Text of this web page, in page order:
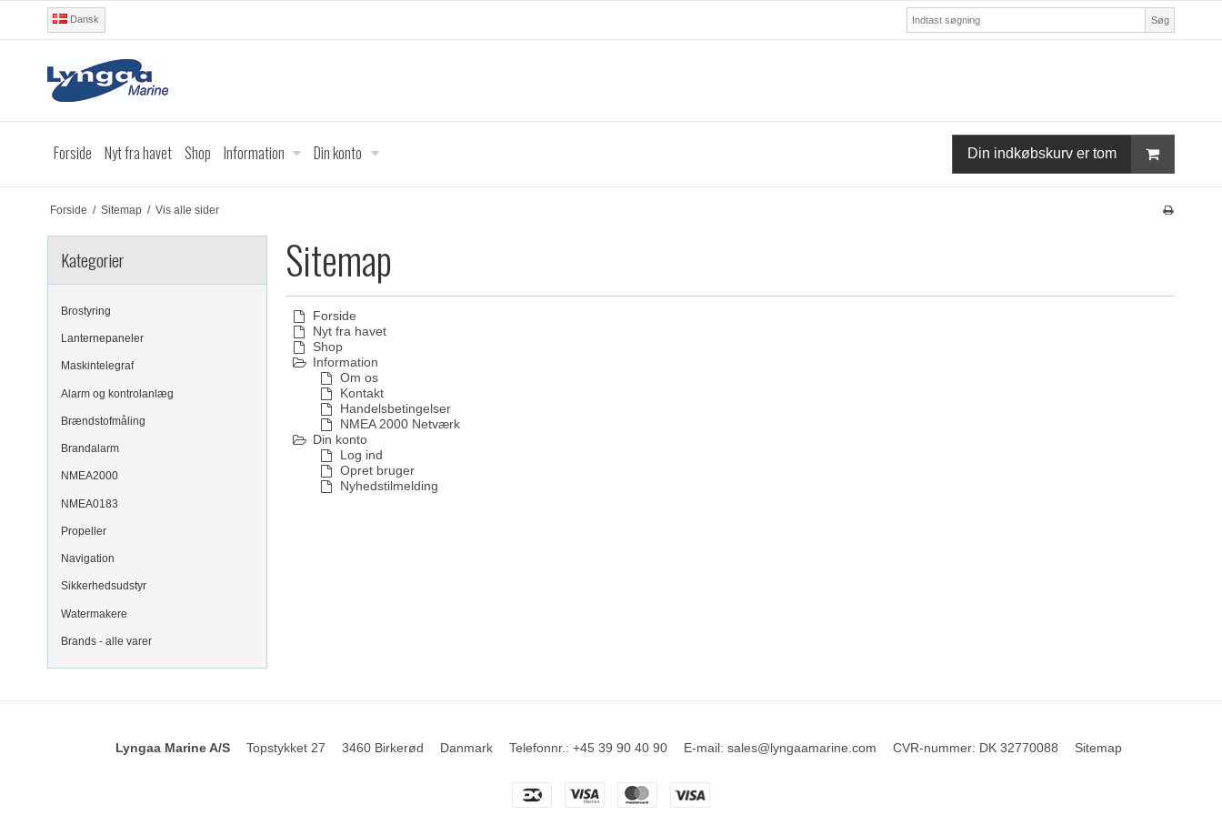
Dansk Søg
Forside Nyt fra havet Shop Information Din konto Din indkøbskurv er tom
Forside / Sitemap / Vis alle sider
Kategorier
Brostyring
Lanternepaneler
Maskintelegraf
Alarm og kontrolanlæg
Brændstofmåling
Brandalarm
NMEA2000
NMEA0183
Propeller
Navigation
Sikkerhedsudstyr
Watermakere
Brands - alle varer
Sitemap
Forside
Nyt fra havet
Shop
Information
Om os
Kontakt
Handelsbetingelser
NMEA 2000 Netværk
Din konto
Log ind
Opret bruger
Nyhedstilmelding
Lyngaa Marine A/S Topstykket 27 3460 Birkerød Danmark Telefonnr. : +45 39 90 40 90 E-mail: sales@lyngaamarine.com CVR-nummer: DK 32770088 Sitemap